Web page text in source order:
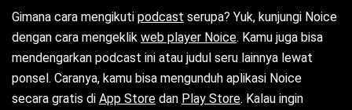
Gimana cara mengikuti podcast serupa? Yuk, kunjungi Noice
dengan cara mengeklik web player Noice. Kamu juga bisa
mendengarkan podcast ini atau judul seru lainnya lewat
ponsel. Caranya, kamu bisa mengunduh aplikasi Noice
secara gratis di App Store dan Play Store. Kalau ingin